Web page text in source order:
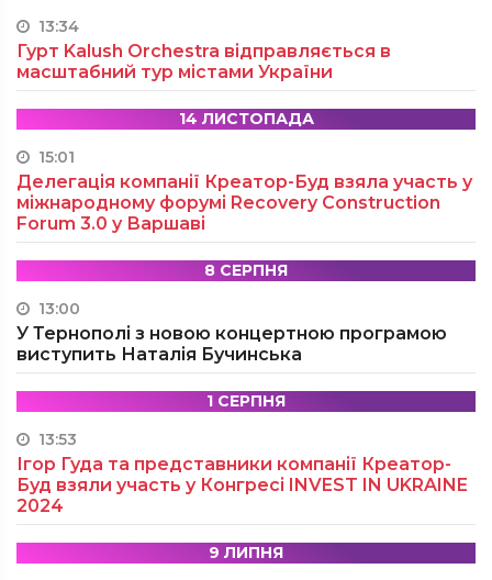
13:34
Гурт Kalush Orchestra відправляється в
масштабний тур містами України
14 ЛИСТОПАДА
15:01
Делегація компанії Креатор-Буд взяла участь у
міжнародному форумі Recovery Construction
Forum 3.0 у Варшаві
8 СЕРПНЯ
13:00
У Тернополі з новою концертною програмою
виступить Наталія Бучинська
1 СЕРПНЯ
13:53
Ігор Гуда та представники компанії Креатор-
Буд взяли участь у Конгресі INVEST IN UKRAINE
2024
9 ЛИПНЯ